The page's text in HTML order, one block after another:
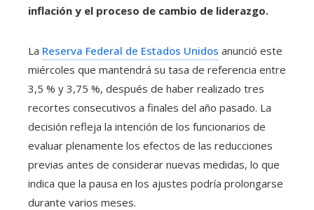
inflación y el proceso de cambio de liderazgo.
La Reserva Federal de Estados Unidos anunció este
miércoles que mantendrá su tasa de referencia entre
3,5 % y 3,75 %, después de haber realizado tres
recortes consecutivos a finales del año pasado. La
decisión refleja la intención de los funcionarios de
evaluar plenamente los efectos de las reducciones
previas antes de considerar nuevas medidas, lo que
indica que la pausa en los ajustes podría prolongarse
durante varios meses.